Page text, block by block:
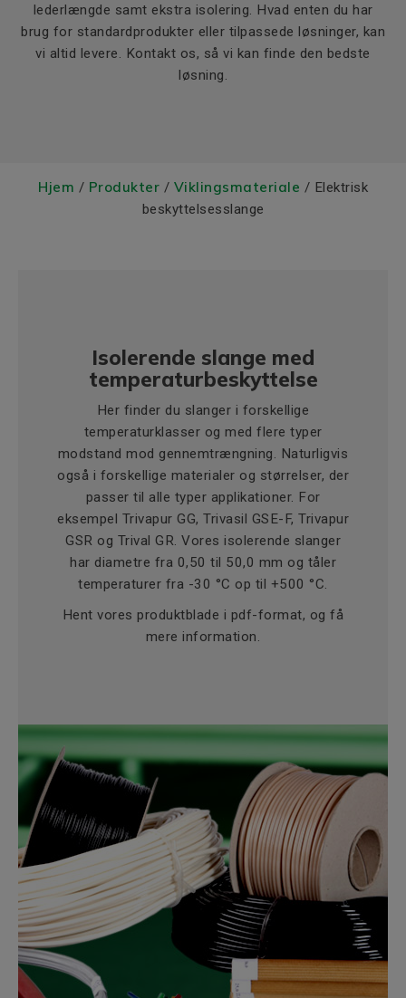
lederlængde samt ekstra isolering. Hvad enten du har
brug for standardprodukter eller tilpassede løsninger, kan
vi altid levere. Kontakt os, så vi kan finde den bedste
løsning.
Hjem / Produkter / Viklingsmateriale / Elektrisk
beskyttelsesslange
Isolerende slange med
temperaturbeskyttelse
Her finder du slanger i forskellige
temperaturklasser og med flere typer
modstand mod gennemtrængning. Naturligvis
også i forskellige materialer og størrelser, der
passer til alle typer applikationer. For
eksempel Trivapur GG, Trivasil GSE-F, Trivapur
GSR og Trival GR. Vores isolerende slanger
har diametre fra 0,50 til 50,0 mm og tåler
temperaturer fra -30 °C op til +500 °C.
Hent vores produktblade i pdf-format, og få
mere information.